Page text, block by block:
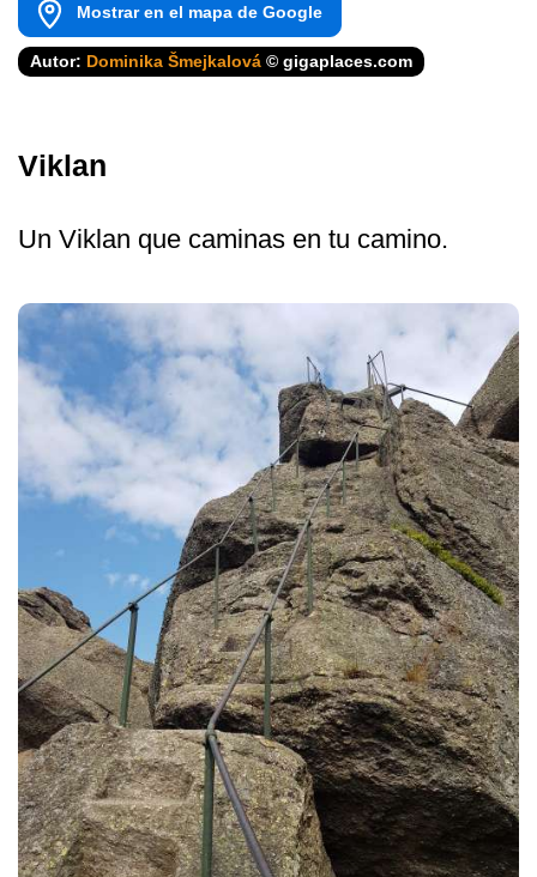
Mostrar en el mapa de Google
Autor: Dominika Šmejkalová © gigaplaces.com
Viklan
Un Viklan que caminas en tu camino.